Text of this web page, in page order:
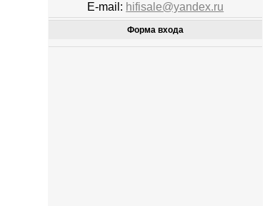
E-mail: hifisale@yandex.ru
Форма входа